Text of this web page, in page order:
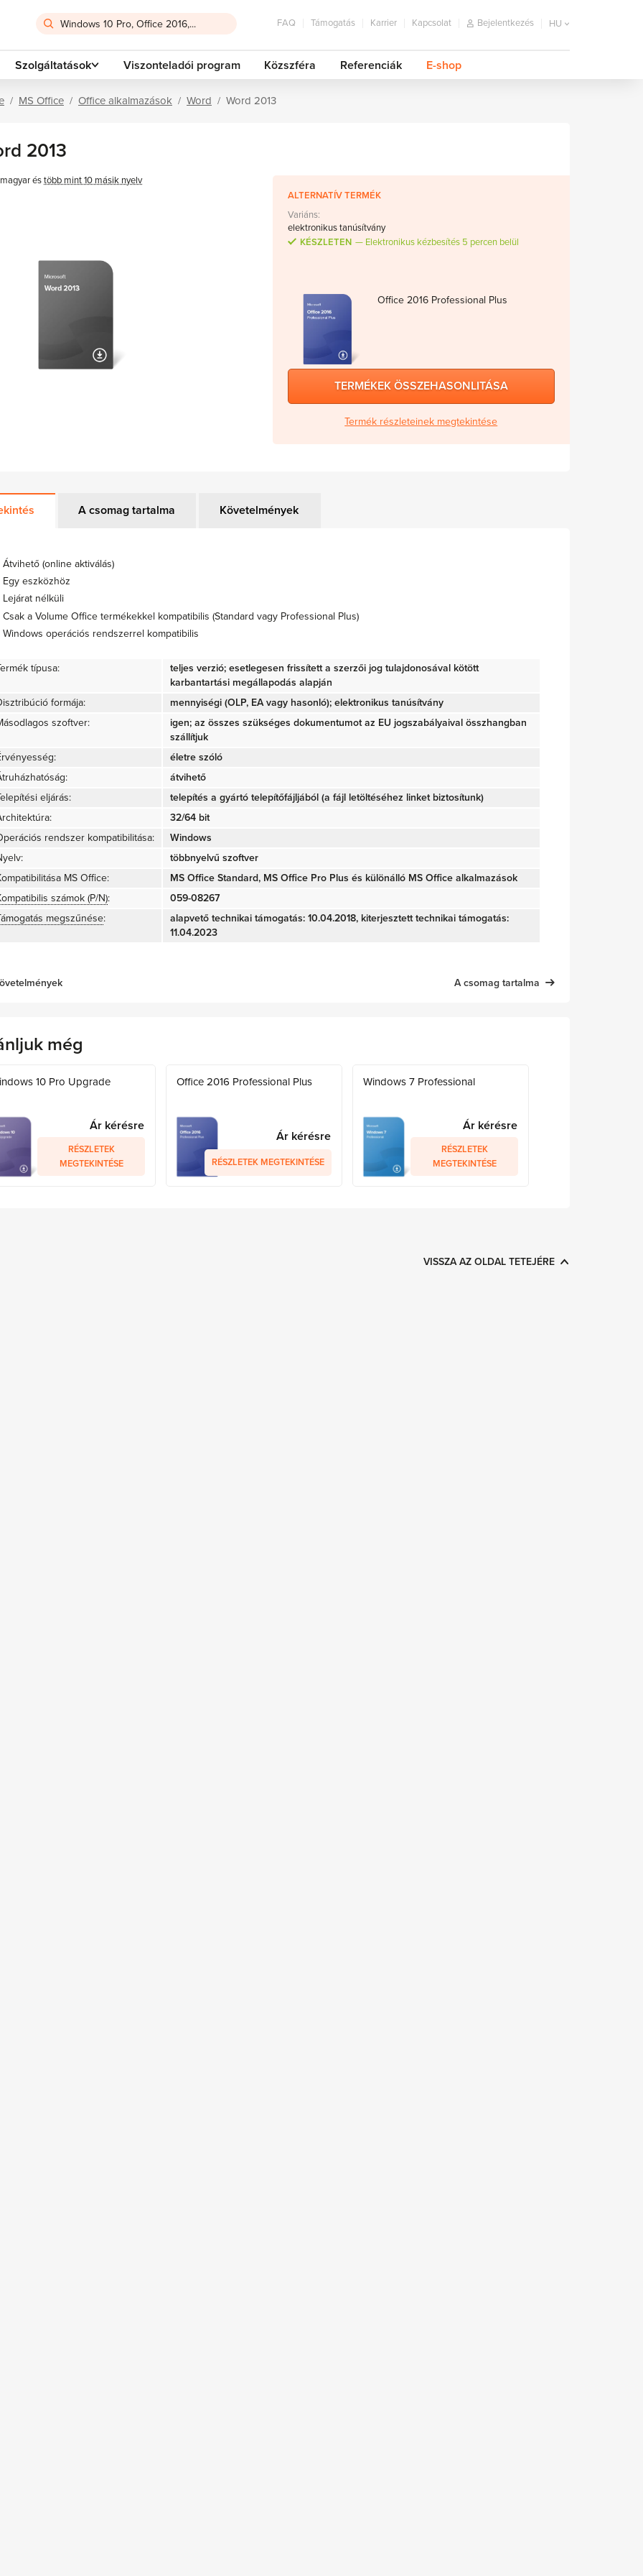
FAQ Támogatás Karrier Kapcsolat Bejelentkezés HU
Szolgáltatások Viszonteladói program Közszféra Referenciák E-shop
MS Office Office alkalmazások Word Word 2013
2013
magyar éstöbb mint 10 másik nyelv
ALTERNATÍV TERMÉK
Variáns:
elektronikus tanúsítvány
KÉSZLETEN
Elektronikus kézbesítés 5 percen belül
Office 2016 Professional Plus
TERMÉKEK ÖSSZEHASONLITÁSA
Termék részleteinek megtekintése
A csomag tartalma Követelmények
Átvihető (online aktiválás)
Egy eszközhöz
Lejárat nélküli
Csak a Volume Office termékekkel kompatibilis (Standard vagy Professional Plus)
Windows operációs rendszerrel kompatibilis
típusa:
teljes verzió; esetlegesen frissített a szerzői jog tulajdonosával kötött
karbantartási megállapodás alapján
formája:
mennyiségi (OLP, EA vagy hasonló); elektronikus tanúsítvány
szoftver:
igen; az összes szükséges dokumentumot az EU jogszabályaival összhangban
szállítjuk
életre szóló
átvihető
eljárás:
telepítés a gyártó telepítőfájljából (a fájl letöltéséhez linket biztosítunk)
32/64 bit
rendszer kompatibilitása:
Windows
többnyelvű szoftver
MS Office:
MS Office Standard, MS Office Pro Plus és különálló MS Office alkalmazások
számok (P/N):
059-08267
megszűnése:
alapvető technikai támogatás: 10.04.2018, kiterjesztett technikai támogatás:
11.04.2023
A csomag tartalma
még
10 Pro Upgrade
Ár kérésre
RÉSZLETEK
MEGTEKINTÉSE
Office 2016 Professional Plus
Ár kérésre
RÉSZLETEK MEGTEKINTÉSE
Windows 7 Professional
Ár kérésre
RÉSZLETEK
MEGTEKINTÉSE
VISSZA AZ OLDAL TETEJÉRE